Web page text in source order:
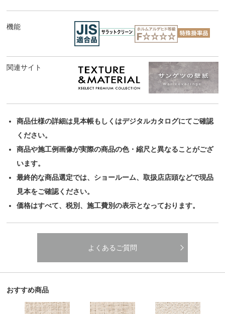
機能
関連サイト
商品仕様の詳細は見本帳もしくはデジタルカタログにてご確認
ください。
商品や施工例画像が実際の商品の色・縮尺と異なることがござ
います。
最終的な商品選定では、ショールーム、取扱店店頭などで現品
見本をご確認ください。
価格はすべて、税別、施工費別の表示となっております。
よくあるご質問
おすすめ商品